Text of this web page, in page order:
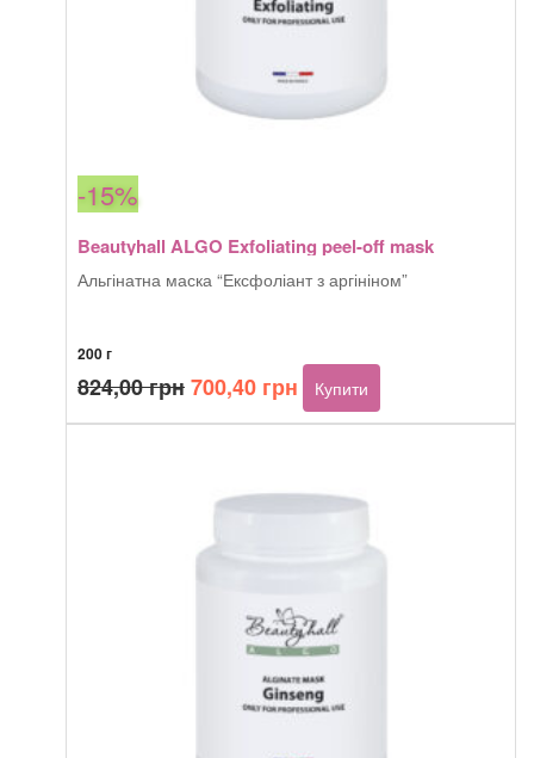
-15%
Beautyhall ALGO Exfoliating peel-off mask
Альгінатна маска “Ексфоліант з аргініном”
200 г
824,00грнОригінальна
ціна:
700,40 грнПоточна
ціна:
Купити